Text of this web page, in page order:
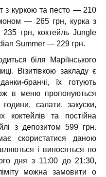
з куркою та песто — 210
— 265 грн, курка з
грн, коктейль Jungle
Summer — 229 грн.
біля Маріїнського
Візитівкою закладу є
бранчі, їх готують
в меню пропонуються
салати, закуски,
коктейлів та постійна
з депозитом 599 грн.
скористатися даною
і виносяться по
дня з 11:00 до 21:30,
можна замовити о